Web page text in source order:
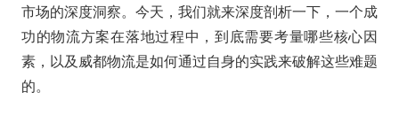
市场的深度洞察。今天，我们就来深度剖析一下，一个成
功的物流方案在落地过程中，到底需要考量哪些核心因
素，以及威都物流是如何通过自身的实践来破解这些难题
的。